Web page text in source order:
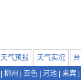
天气预报 天气实况
柳州 百色 河池 来宾